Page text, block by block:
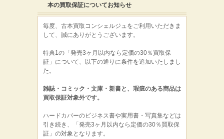
本の買取保証についてお知らせ
毎度、古本買取コンシェルジュをご利用いただきま
して、誠にありがとうございます。
特典1の「発売3ヶ月以内なら定価の30％買取保
証」について、以下の通りに条件を追加いたしまし
た。
雑誌・コミック・文庫・新書と、瑕疵のある商品は
買取保証対象外です。
ハードカバーのビジネス書や実用書・写真集などは
引き続き、「発売3ヶ月以内なら定価の30％買取保
証」の対象となります。